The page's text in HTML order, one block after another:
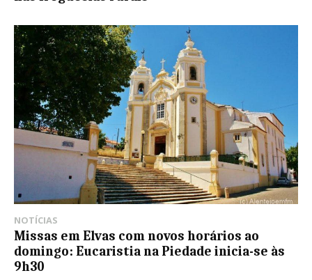
NOTÍCIAS
Missas em Elvas com novos horários ao
domingo: Eucaristia na Piedade inicia-se às
9h30